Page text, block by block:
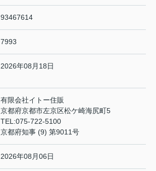
93467614
7993
2026年08月18日
有限会社イトー住販
京都府京都市左京区松ケ崎海尻町5
TEL:075-722-5100
京都府知事 (9) 第9011号
2026年08月06日